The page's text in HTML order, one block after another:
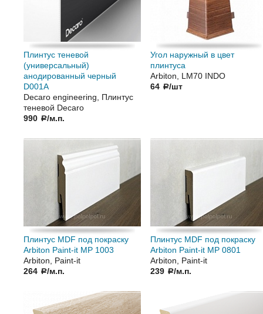
Плинтус теневой
(универсальный)
анодированный черный
D001А
Decaro engineering, Плинтус
теневой Decaro
990 a/м.п.
Угол наружный в цвет
плинтуса
Arbiton, LM70 INDO
64 a/шт
Плинтус MDF под покраску
Arbiton Paint-it МР 1003
Arbiton, Paint-it
264 a/м.п.
Плинтус MDF под покраску
Arbiton Paint-it МР 0801
Arbiton, Paint-it
239 a/м.п.